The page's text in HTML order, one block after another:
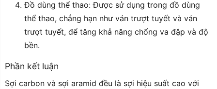
Đồ dùng thể thao: Được sử dụng trong đồ dùng
thể thao, chẳng hạn như ván trượt tuyết và ván
trượt tuyết, để tăng khả năng chống va đập và độ
bền.
Phần kết luận
Sợi carbon và sợi aramid đều là sợi hiệu suất cao với